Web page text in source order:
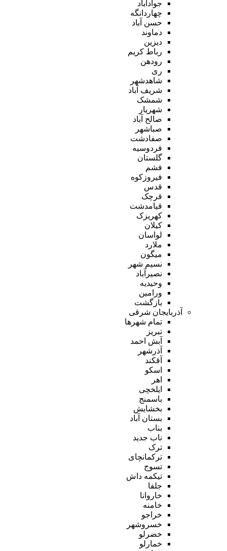
جوادآباد
چهاردانگه
حسن آباد
دماوند
دیزین
رباط کریم
رودهن
ری
شاهدشهر
شریف آباد
شمشک
شهریار
صالح آباد
صباشهر
صفادشت
فردوسیه
گلستان
فشم
فیروزکوه
قدس
قرچک
قیامدشت
کهریزک
کیلان
لواسان
ملارد
میگون
نسیم شهر
نصیرآباد
وحیدیه
ورامین
بازگشت
آذربایجان شرقی
تمام شهر‌ها
تبریز
آبش احمد
آذرشهر
آقکند
اسکو
اهر
ایلخچی
باسمنج
بخشایش
بستان آباد
بناب
ناب جدید
ترک
ترکمانچای
تسوج
تیکمه داش
جلفا
خاروانا
خامنه
خراجو
خسروشهر
خضرلو
خمارلو